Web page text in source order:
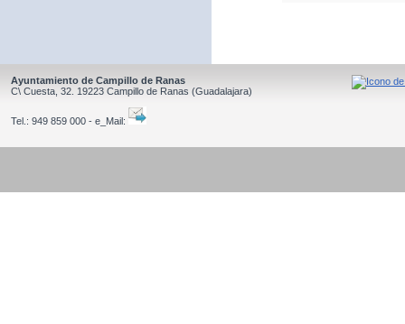
Ayuntamiento de Campillo de Ranas
C\ Cuesta, 32. 19223 Campillo de Ranas (Guadalajara)
Tel.: 949 859 000 - e_Mail: